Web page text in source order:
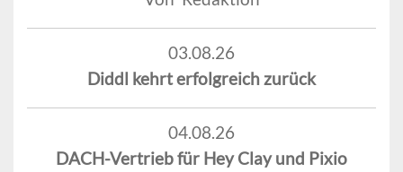
03.08.26
Diddl kehrt erfolgreich zurück
04.08.26
DACH-Vertrieb für Hey Clay und Pixio